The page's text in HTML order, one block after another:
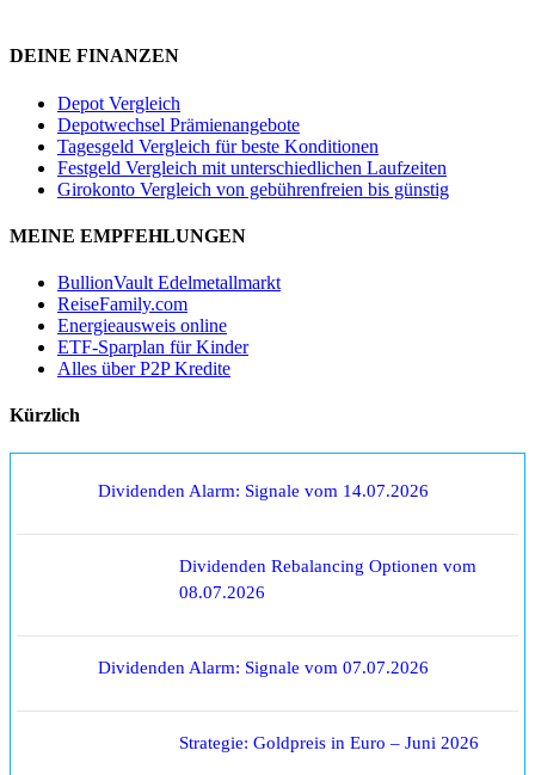
DEINE FINANZEN
Depot Vergleich
Depotwechsel Prämienangebote
Tagesgeld Vergleich für beste Konditionen
Festgeld Vergleich mit unterschiedlichen Laufzeiten
Girokonto Vergleich von gebührenfreien bis günstig
MEINE EMPFEHLUNGEN
BullionVault Edelmetallmarkt
ReiseFamily.com
Energieausweis online
ETF-Sparplan für Kinder
Alles über P2P Kredite
Kürzlich
Dividenden Alarm: Signale vom 14.07.2026
Dividenden Rebalancing Optionen vom
08.07.2026
Dividenden Alarm: Signale vom 07.07.2026
Strategie: Goldpreis in Euro – Juni 2026